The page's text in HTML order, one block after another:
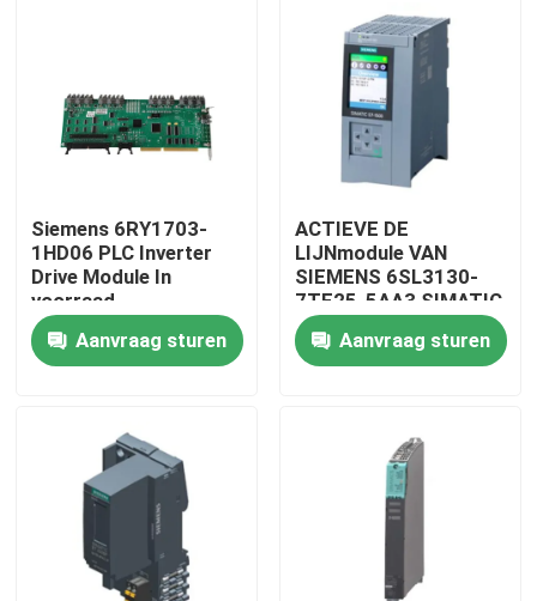
Producten
Over ons
Siemens 6RY1703-
1HD06 PLC Inverter
Drive Module In
voorraad
Aanvraag sturen
ACTIEVE DE
LIJNmodule VAN
SIEMENS 6SL3130-
7TE25-5AA3 SIMATIC
Aanvraag sturen